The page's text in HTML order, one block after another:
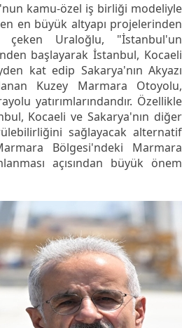
kamu-özel iş birliği modeliyle
en büyük altyapı projelerinden
Uraloğlu, "İstanbul'un
başlayarak İstanbul, Kocaeli
kat edip Sakarya'nın Akyazı
Kuzey Marmara Otoyolu,
yatırımlarındandır. Özellikle
Kocaeli ve Sakarya'nın diğer
sağlayacak alternatif
Bölgesi'ndeki Marmara
açısından büyük önem